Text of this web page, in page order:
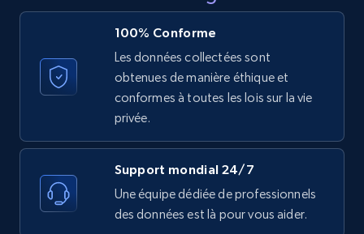
price, and more.
1.9K+ 323+ Essai gratuit
URL, Product id, Listing inventory id, Title, Rating,
Reviews count shop, Reviews count item, Initial
price, and more.
100% Conforme
Les données collectées sont
obtenues de manière éthique et
conformes à toutes les lois sur la vie
privée.
Support mondial 24/7
Une équipe dédiée de professionnels
des données est là pour vous aider.